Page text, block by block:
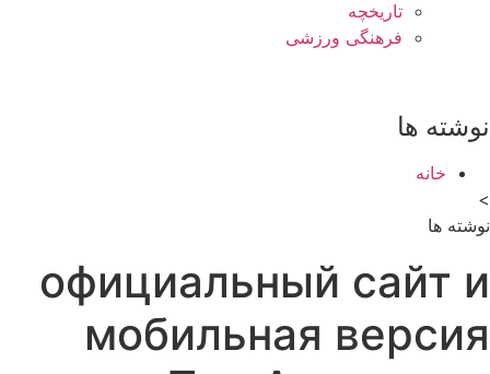
تاريخچه
فرهنگی ورزشی
نوشته ها
خانه
>
نوشته ها
официальный сайт и
мобильная версия